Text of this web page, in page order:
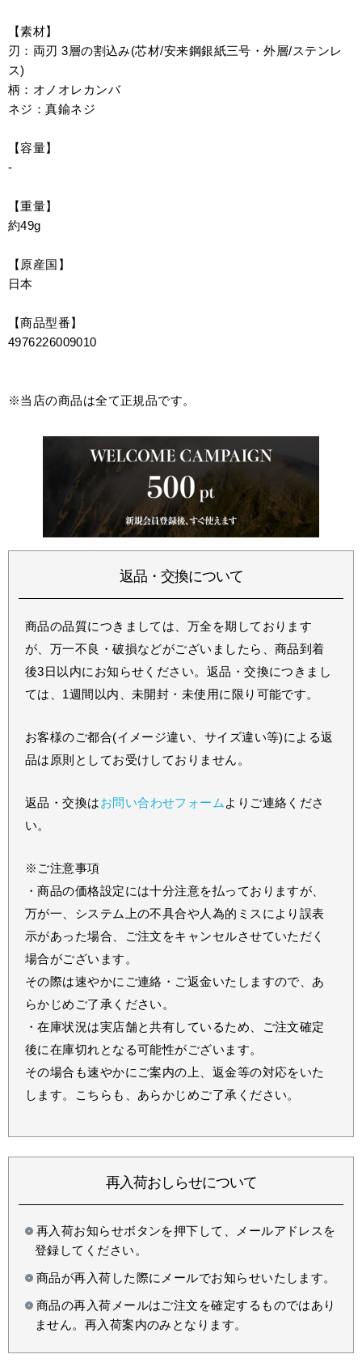
【素材】
刃：両刃 3層の割込み(芯材/安来鋼銀紙三号・外層/ステンレ
ス)
柄：オノオレカンバ
ネジ：真鍮ネジ
【容量】
-
【重量】
約49g
【原産国】
日本
【商品型番】
4976226009010
※当店の商品は全て正規品です。
返品・交換について
商品の品質につきましては、万全を期しております
が、万一不良・破損などがございましたら、商品到着
後3日以内にお知らせください。返品・交換につきまし
ては、1週間以内、未開封・未使用に限り可能です。
お客様のご都合(イメージ違い、サイズ違い等)による返
品は原則としてお受けしておりません。
返品・交換はお問い合わせフォーム よりご連絡くださ
い。
※ご注意事項
・商品の価格設定には十分注意を払っておりますが、
万が一、システム上の不具合や人為的ミスにより誤表
示があった場合、ご注文をキャンセルさせていただく
場合がございます。
その際は速やかにご連絡・ご返金いたしますので、あ
らかじめご了承ください。
・在庫状況は実店舗と共有しているため、ご注文確定
後に在庫切れとなる可能性がございます。
その場合も速やかにご案内の上、返金等の対応をいた
します。こちらも、あらかじめご了承ください。
再入荷おしらせについて
再入荷お知らせボタンを押下して、メールアドレスを
登録してください。
商品が再入荷した際にメールでお知らせいたします。
商品の再入荷メールはご注文を確定するものではあり
ません。再入荷案内のみとなります。